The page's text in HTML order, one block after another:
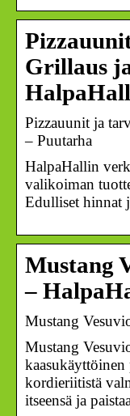
Grillaus
Pizzauunit ja
– Puutarha
HalpaHallin
valikoiman
Edulliset hinnat
Mustang
–
Mustang
Mustang
kordieriitistä
itseensä ja